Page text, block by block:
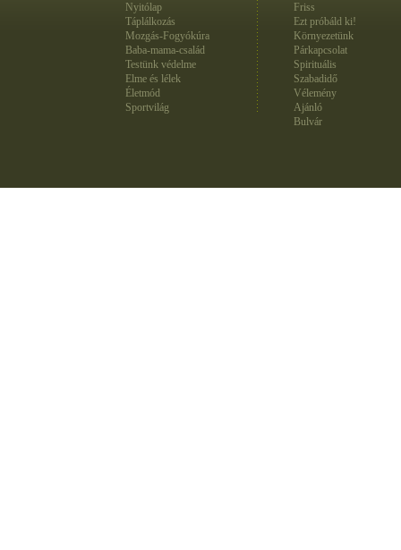
Nyitólap
Táplálkozás
Mozgás-Fogyókúra
Baba-mama-család
Testünk védelme
Elme és lélek
Életmód
Sportvilág
Friss
Ezt próbáld ki!
Környezetünk
Párkapcsolat
Spirituális
Szabadidő
Vélemény
Ajánló
Bulvár